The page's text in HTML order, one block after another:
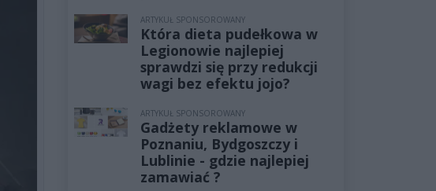
ARTYKUŁ SPONSOROWANY
Która dieta pudełkowa w
Legionowie najlepiej
sprawdzi się przy redukcji
wagi bez efektu jojo?
ARTYKUŁ SPONSOROWANY
Gadżety reklamowe w
Poznaniu, Bydgoszczy i
Lublinie - gdzie najlepiej
zamawiać ?